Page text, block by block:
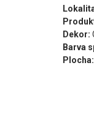
Dekor:
Barva
Plocha: